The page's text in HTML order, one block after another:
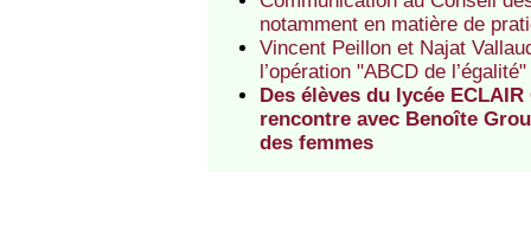
notamment en matière de
Vincent Peillon et Najat
l’opération "ABCD de
Des élèves du lycée
rencontre avec Benoîte
des femmes